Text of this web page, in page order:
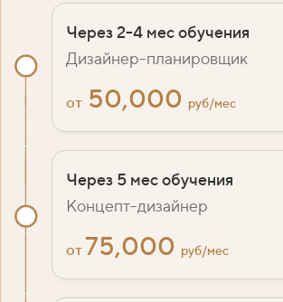
Через 2-4 мес обучения
Дизайнер-планировщик
от 50,000 руб/мес
Через 5 мес обучения
Концепт-дизайнер
от75,000 руб/мес